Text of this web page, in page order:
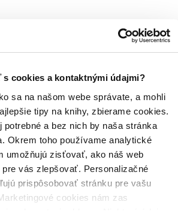
s cookies a kontaktnými údajmi?
sa na našom webe správate, a mohli
tipy na knihy, zbierame cookies.
potrebné a bez nich by naša stránka
Okrem toho používame analytické
umožňujú zisťovať, ako náš web
pre vás zlepšovať. Personalizačné
prispôsobovať stránku pre vašu
cookies nám zas